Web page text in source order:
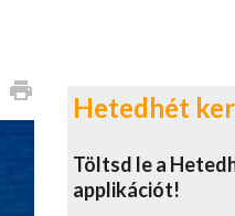
print
Hetedhét
Töltsd le a
applikációt!